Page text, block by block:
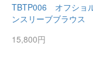
TBTP006 オフショ
ンスリーブブラウス
15,800円